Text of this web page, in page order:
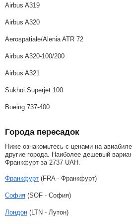
Airbus A319
Airbus A320
Aerospatiale/Alenia ATR 72
Airbus A320-100/200
Airbus A321
Sukhoi Superjet 100
Boeing 737-400
Города пересадок
Ниже ознакомьтесь с ценами на
другие города. Наиболее дешевый
Франкфурт за 2737 UAH
Франкфурт (FRA - Франкфурт)
София (SOF - София)
Лондон (LTN - Лутон)